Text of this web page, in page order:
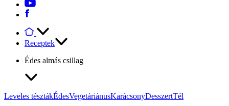
Receptek
Édes almás csillag
Leveles tésztákÉdesVegetáriánusKarácsonyDesszertTél